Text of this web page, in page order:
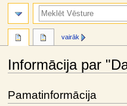
Informācija par
totoPamatinformācija
vairāk
meklēt